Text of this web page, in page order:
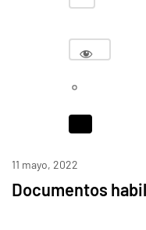
11 mayo, 2022
Documentos